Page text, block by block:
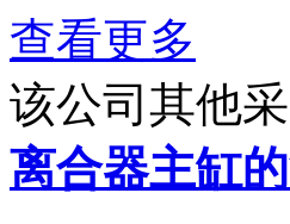
查看更多
该公司其他
离合器主缸